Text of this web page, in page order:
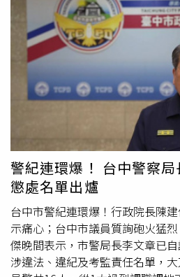
點，查扣現金、車輛、名錶等證
人，5月25日第三波行動則直擊該
幕後大老闆陳姓男子。陳男在第
聲，企圖逃往國外，但檢警早已
其攔截，訊後以1000萬交保；然
中，也被全數收押禁見，其中一
記者；據了解，這位史姓男子曾
幫拍攝威脅錄影帶而引起爭議，
業。據《壹蘋新聞網》報導，前
投擔任駐地記者時，曾前往汽車旅
槍對仇家嗆聲影片，引發社會恐
僅播出該影片之電視台遭到重罰，
電視台總經理也多次公開道歉平
主管均遭革職，史姓記者也遭撤
後，從事其他行業，如今再捲入
指出，5月22日、23日陸續傳喚
警紀連環爆！ 台中警察
懲處名單出爐
台中市警紀連環爆！行政院長陳
示痛心；台中市議員質詢砲火猛
傑晚間表示，市警局長李文章已
涉違法、違紀及考監責任名單，